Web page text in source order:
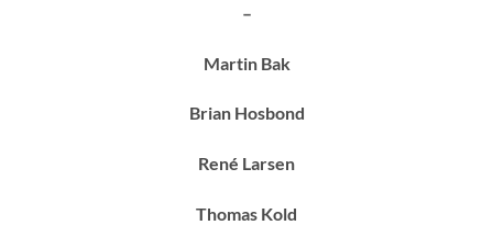
–
Martin Bak
Brian Hosbond
René Larsen
Thomas Kold